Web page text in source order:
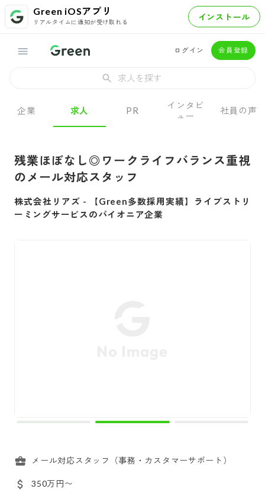
Green iOSアプリ
リアルタイムに通知が受け取れる インストール
ログイン 会員登録
求人を探す
企業 求人 PR
インタビ
ュー
社員の声
残業ほぼなし◎ワークライフバランス重視
のメール対応スタッフ
株式会社リアズ -
【Green多数採用実績】ライブストリ
ーミングサービスのパイオニア企業
メール対応スタッフ（事務・カスタマーサポート）
350万円〜